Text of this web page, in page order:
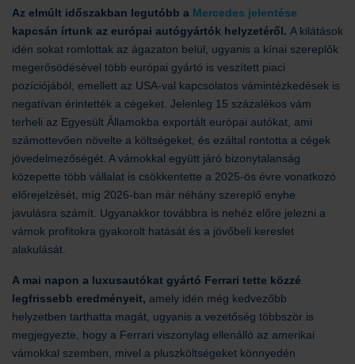
Az elmúlt időszakban legutóbb a Mercedes jelentése
kapcsán írtunk az európai autógyártók helyzetéről. A kilátások
idén sokat romlottak az ágazaton belül, ugyanis a kínai szereplők
megerősödésével több európai gyártó is veszített piaci
pozíciójából, emellett az USA-val kapcsolatos vámintézkedések is
negatívan érintették a cégeket. Jelenleg 15 százalékos vám
terheli az Egyesült Államokba exportált európai autókat, ami
számottevően növelte a költségeket, és ezáltal rontotta a cégek
jövedelmezőségét. A vámokkal együtt járó bizonytalanság
közepette több vállalat is csökkentette a 2025-ös évre vonatkozó
előrejelzését, míg 2026-ban már néhány szereplő enyhe
javulásra számít. Ugyanakkor továbbra is nehéz előre jelezni a
vámok profitokra gyakorolt hatását és a jövőbeli kereslet
alakulását.
A mai napon a luxusautókat gyártó Ferrari tette közzé
legfrissebb eredményeit, amely idén még kedvezőbb
helyzetben tarthatta magát, ugyanis a vezetőség többször is
megjegyezte, hogy a Ferrari viszonylag ellenálló az amerikai
vámokkal szemben, mivel a pluszköltségeket könnyedén